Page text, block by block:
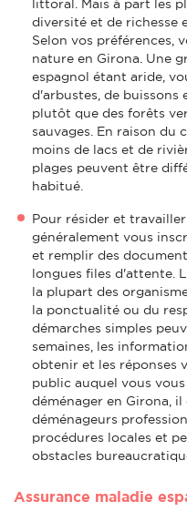
littoral. Mais à part les
diversité et de richesse
Selon vos préférences,
nature en Girona. Une
espagnol étant aride,
d'arbustes, de buissons
plutôt que des forêts
sauvages. En raison du
moins de lacs et de
plages peuvent être
habitué.
Pour résider et
généralement vous
et remplir des
longues files d'attente.
la plupart des
la ponctualité ou du
démarches simples
semaines, les
obtenir et les réponses
public auquel vous
déménager en Girona,
déménageurs
procédures locales et
obstacles
Assurance maladie